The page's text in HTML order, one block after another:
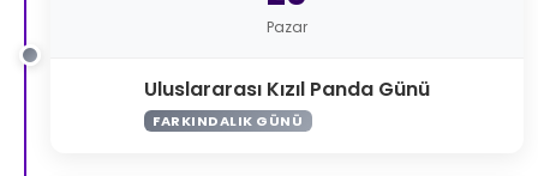
Pazar
Uluslararası Kızıl Panda Günü
FARKINDALIK GÜNÜ